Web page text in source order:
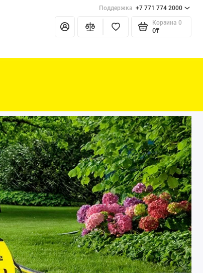
Поддержка +7 771 774 2000
Корзина 0
0₸